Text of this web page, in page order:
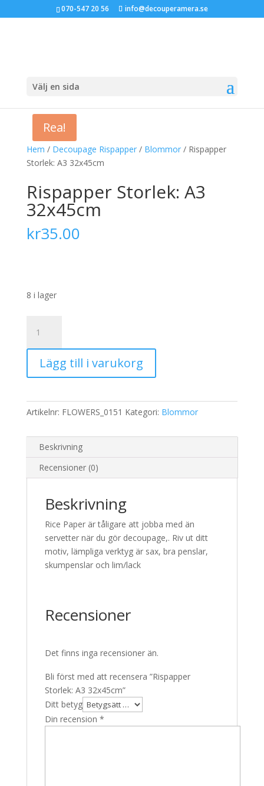
070-547 20 56 info@decouperamera.se
Välj en sida
Hem / Decoupage Rispapper/ Blommor/ Rispapper
Storlek: A3 32x45cm
Rispapper Storlek: A3
32x45cm
kr35.00
8 i lager
Storlek:
A3
32x45cm
mängd
Lägg till i varukorg
Artikelnr: FLOWERS_0151 Kategori: Blommor
Beskrivning
Recensioner (0)
Beskrivning
Rice Paper är tåligare att jobba med än
servetter när du gör decoupage,. Riv ut ditt
motiv, lämpliga verktyg är sax, bra penslar,
skumpenslar och lim/lack
Recensioner
Det finns inga recensioner än.
Bli först med att recensera ”Rispapper
Storlek: A3 32x45cm”
Ditt betyg
Din recension *
Rea!